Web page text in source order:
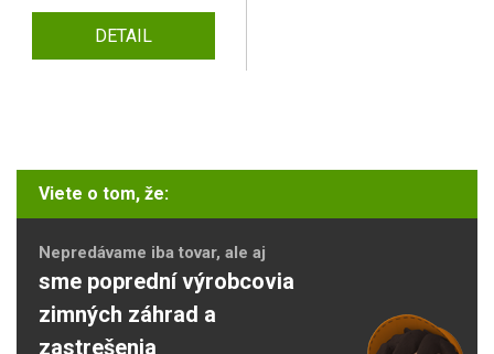
DETAIL
Viete o tom, že:
Nepredávame iba tovar, ale aj
sme poprední výrobcovia
zimných záhrad a
zastrešenia